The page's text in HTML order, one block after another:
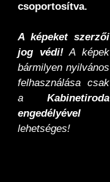
csoportosítva.
A képeket szerzői
jog védi!A képek
bármilyen nyilvános
felhasználása csak
a Kabinetiroda
engedélyével
lehetséges!